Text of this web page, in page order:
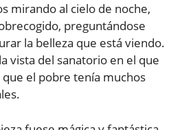
mirando al cielo de noche,
preguntándose
la belleza que está viendo.
vista del sanatorio en el que
el pobre tenía muchos